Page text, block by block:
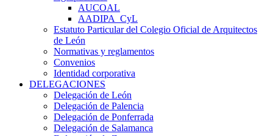
AUCOAL
AADIPA_CyL
Estatuto Particular del Colegio Oficial de Arquitectos
de León
Normativas y reglamentos
Convenios
Identidad corporativa
DELEGACIONES
Delegación de León
Delegación de Palencia
Delegación de Ponferrada
Delegación de Salamanca